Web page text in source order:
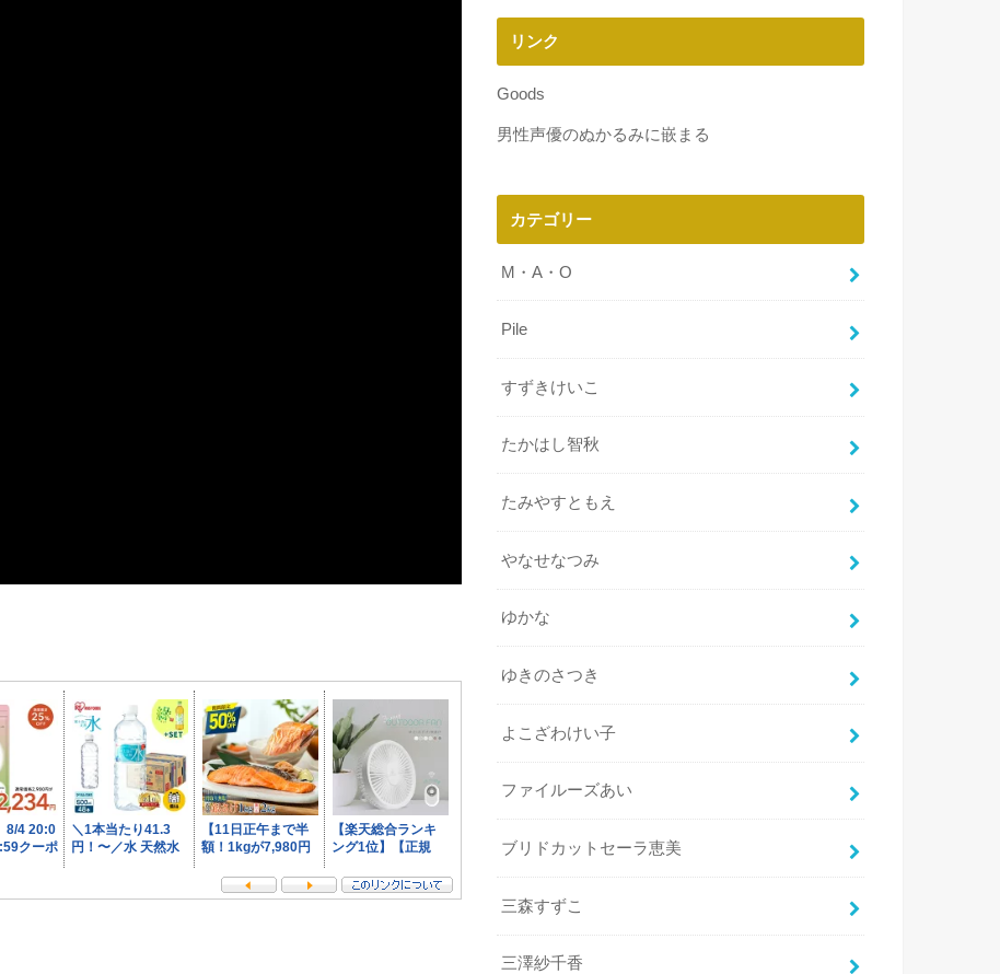
リンク
Goods
男性声優のぬかるみに嵌まる
カテゴリー
M・A・O
Pile
すずきけいこ
たかはし智秋
たみやすともえ
やなせなつみ
ゆかな
ゆきのさつき
よこざわけい子
ファイルーズあい
ブリドカットセーラ恵美
三森すずこ
三澤紗千香